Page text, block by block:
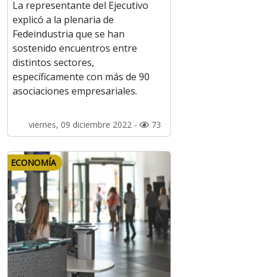
La representante del Ejecutivo
explicó a la plenaria de
Fedeindustria que se han
sostenido encuentros entre
distintos sectores,
específicamente con más de 90
asociaciones empresariales.
viernes, 09 diciembre 2022 - 73
ECONOMÍA